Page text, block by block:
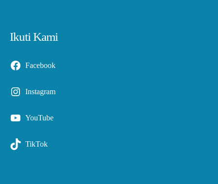
Ikuti Kami
Facebook
Instagram
YouTube
TikTok